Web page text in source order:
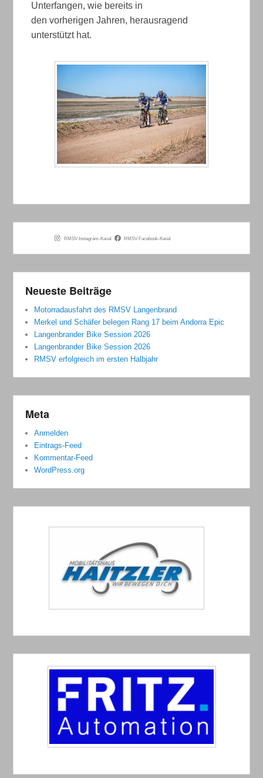
Unterfangen, wie bereits in
den vorherigen Jahren, herausragend
unterstützt hat.
RMSV Instagram-Kanal RMSV Facebook-Kanal
Neueste Beiträge
Motorradausfahrt des RMSV Langenbrand
Merkel und Schäfer belegen Rang 17 beim Andorra Epic
Langenbrander Bike Session 2026
Langenbrander Bike Session 2026
RMSV erfolgreich im ersten Halbjahr
Meta
Anmelden
Eintrags-Feed
Kommentar-Feed
WordPress.org